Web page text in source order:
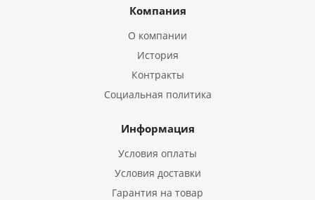
Компания
О компании
История
Контракты
Социальная политика
Информация
Условия оплаты
Условия доставки
Гарантия на товар